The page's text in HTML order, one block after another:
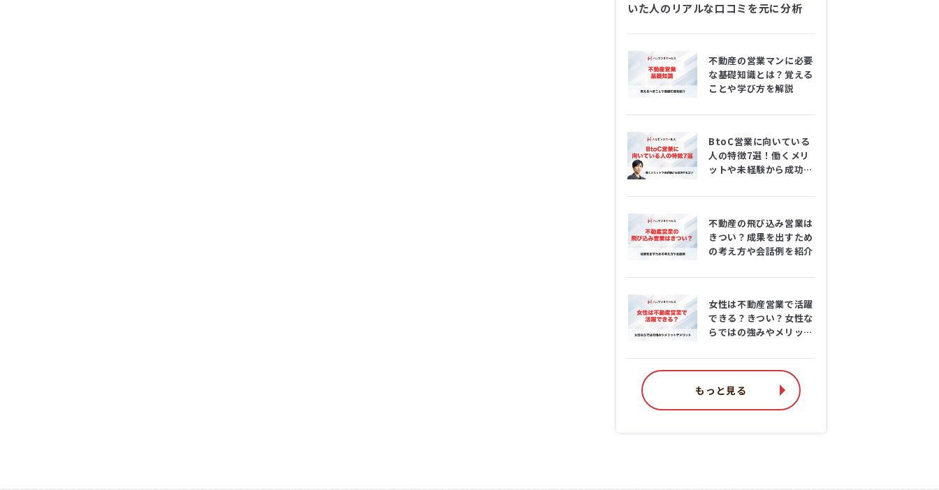
いた人のリアルな口コミを元に分析
不動産の営業マンに必要
な基礎知識とは？覚える
ことや学び方を解説
BtoC営業に向いている
人の特徴7選！働くメリ
ットや未経験から成功す
不動産の飛び込み営業は
きつい？成果を出すため
の考え方や会話例を紹介
女性は不動産営業で活躍
できる？きつい？女性な
らではの強みやメリット
もっと見る